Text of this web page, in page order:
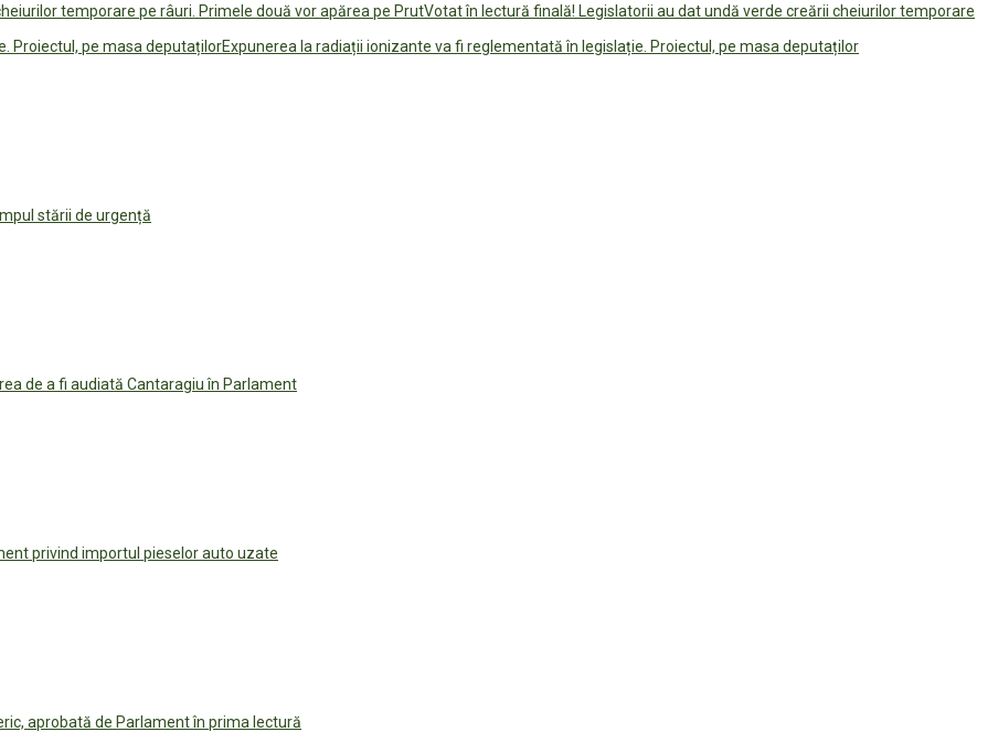
Votat în lectură finală! Legislatorii au dat undă verde creării cheiurilor temporare
Expunerea la radiații ionizante va fi reglementată în legislație. Proiectul, pe masa deputaților
stării de urgență
de a fi audiată Cantaragiu în Parlament
privind importul pieselor auto uzate
aprobată de Parlament în prima lectură